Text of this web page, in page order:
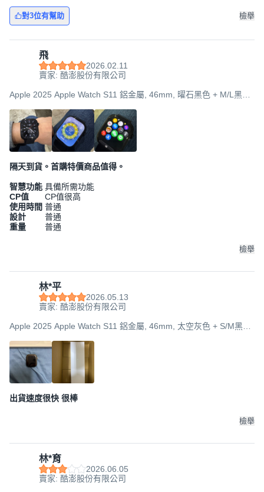
對3位有幫助 檢舉
飛
2026.02.11
賣家: 酷澎股份有限公司
Apple 2025 Apple Watch S11 鋁金屬, 46mm, 曜石黑色 + M/L黑色
隔天到貨。首購特價商品值得。
智慧功能 具備所需功能
CP值
CP值很高
使用時間 普通
設計
普通
重量
普通
檢舉
林*平
2026.05.13
賣家: 酷澎股份有限公司
Apple 2025 Apple Watch S11 鋁金屬, 46mm, 太空灰色 + S/M黑色
出貨速度很快 很棒
檢舉
林*育
2026.06.05
賣家: 酷澎股份有限公司